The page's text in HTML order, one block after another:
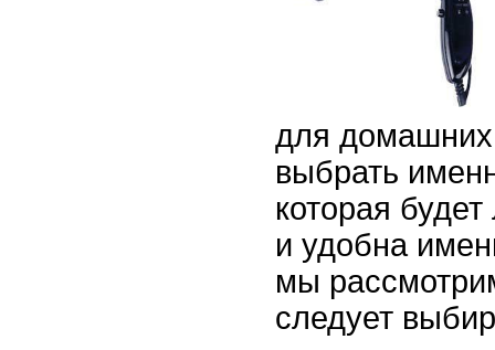
для
выбрать
которая
и удобна
мы
следует